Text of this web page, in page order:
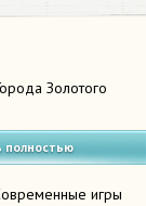
Золотого
полностью
игры